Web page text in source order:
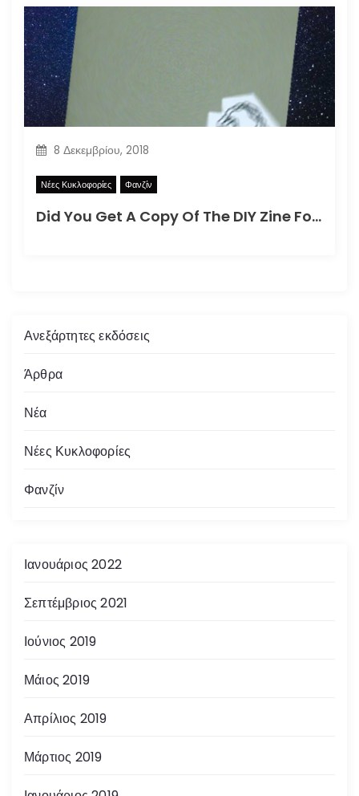
8 Δεκεμβρίου, 2018
Νέες Κυκλοφορίες Φανζίν
Did You Get A Copy Of The DIY Zine For How To Better Participate In Your Local Apocalypse?
Ανεξάρτητες εκδόσεις
Άρθρα
Νέα
Νέες Κυκλοφορίες
Φανζίν
Ιανουάριος 2022
Σεπτέμβριος 2021
Ιούνιος 2019
Μάιος 2019
Απρίλιος 2019
Μάρτιος 2019